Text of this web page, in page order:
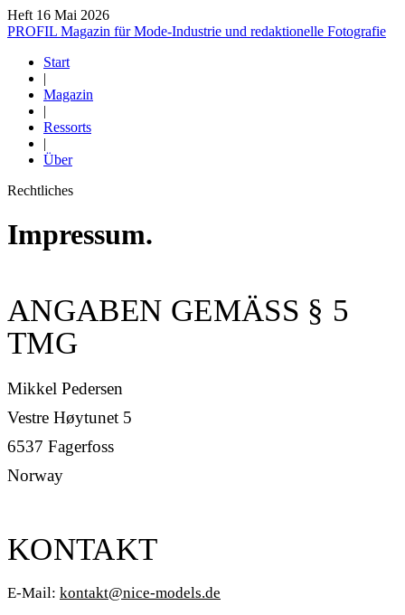
Heft 16 Mai 2026
PROFIL Magazin für Mode-Industrie und redaktionelle Fotografie
Start
|
Magazin
|
Ressorts
|
Über
Rechtliches
Impressum.
ANGABEN GEMÄSS § 5 T
MG
Mikkel Pedersen
Vestre Høytunet 5
6537 Fagerfoss
Norway
KONTAKT
E-Mail: kontakt@nice-models.de